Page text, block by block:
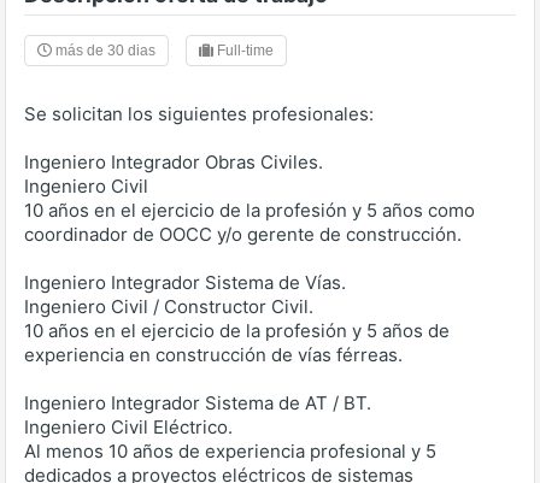
más de 30 dias Full-time
Se solicitan los siguientes profesionales:
Ingeniero Integrador Obras Civiles.
Ingeniero Civil
10 años en el ejercicio de la profesión y 5 años como
coordinador de OOCC y/o gerente de construcción.
Ingeniero Integrador Sistema de Vías.
Ingeniero Civil / Constructor Civil.
10 años en el ejercicio de la profesión y 5 años de
experiencia en construcción de vías férreas.
Ingeniero Integrador Sistema de AT / BT.
Ingeniero Civil Eléctrico.
Al menos 10 años de experiencia profesional y 5
dedicados a proyectos eléctricos de sistemas